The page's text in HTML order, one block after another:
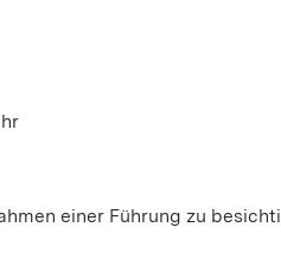
einer Führung zu